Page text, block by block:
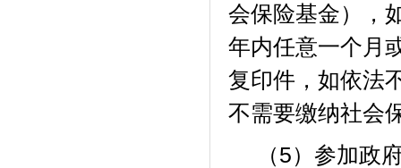
会保险基金），
年内任意一个月
复印件，如依法
不需要缴纳社会
（5）参加政